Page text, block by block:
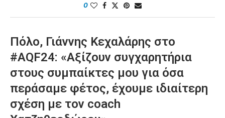
0
Πόλο, Γιάννης Κεχαλάρης στο
#AQF24: «Αξίζουν συγχαρητήρια
στους συμπαίκτες μου για όσα
περάσαμε φέτος, έχουμε ιδιαίτερη
σχέση με τον coach